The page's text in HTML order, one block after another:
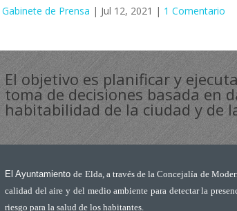
Gabinete de Prensa | Jul 12, 2021 | 1 Comentario
El objetivo es planificar y
toma de decisiones basada en
habitabilidad de la ciudad y de
El Ayuntamientode Elda, a través de la Concejalía de
calidad del aire y del medio ambiente para detectar la
riesgo para la salud de los habitantes.